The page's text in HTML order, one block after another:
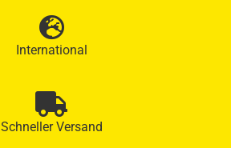
International
Schneller Versand